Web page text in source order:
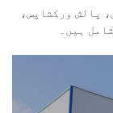
پالش ورکشاپس،
ہیں۔